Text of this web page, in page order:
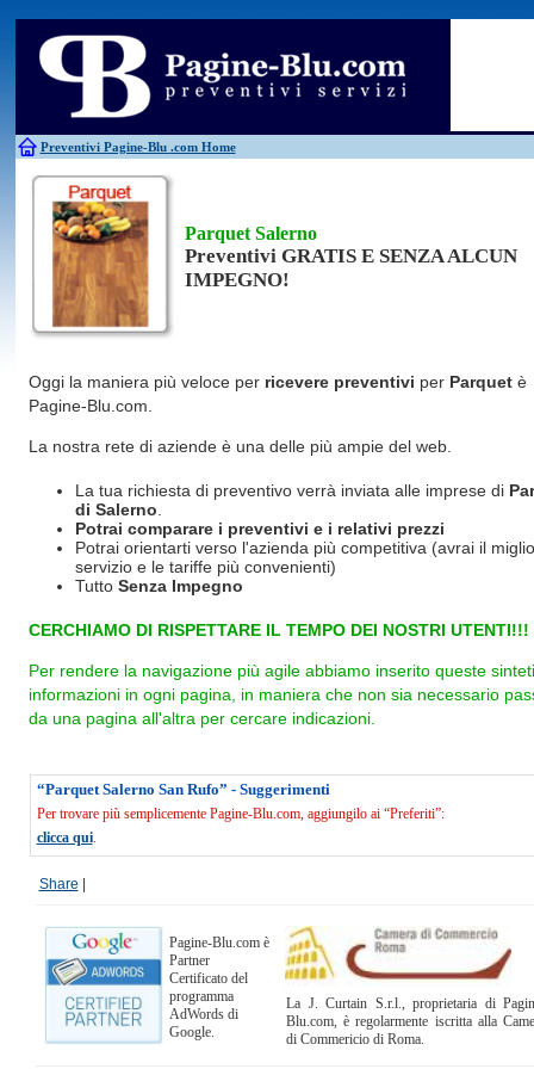
Preventivi Pagine-Blu .com Home
Antifurti
Allarme
Bagni chimici
Edilizia Giardinieri
Caldaie
Falegnami Idraulici
Canne fumarie
Parquet Salerno
Preventivi GRATIS E SENZA ALCUN
IMPEGNO!
Oggi la maniera più veloce per ricevere preventivi per Parquetè
Pagine-Blu.com.
La nostra rete di aziende è una delle più ampie del web.
La tua richiesta di preventivo verrà inviata alle imprese di
di Salerno
Potrai comparare i preventivi e i relativi prezzi
Potrai orientarti verso l'azienda più competitiva (avrai il
servizio e le tariffe più convenienti)
Tutto Senza Impegno
CERCHIAMO DI RISPETTARE IL TEMPO DEI NOSTRI UTENTI!!!
Per rendere la navigazione più agile abbiamo inserito queste
informazioni in ogni pagina, in maniera che non sia necessario
da una pagina all'altra per cercare indicazioni.
“Parquet Salerno San Rufo” - Suggerimenti
Per trovare più semplicemente Pagine-Blu.com, aggiungilo ai “Preferiti”:
clicca qui.
Share
Pagine-Blu.com è
Partner
Certificato del
programma
AdWords di
Google.
La J. Curtain S.r.l., proprietaria di
Blu.com, è regolarmente iscritta alla
di Commericio di Roma.